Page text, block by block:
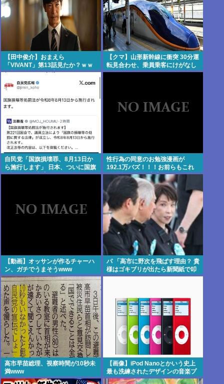
【田中俊介】おまえら
「VIVANT」第13話見たか？ｗｗ
ｗ誰がこの展開予想できるんだ
【クマ】山形新幹線に衝突 30分運
転見合わせ、乗員乗客にけがなし
自民党「国旗損壊罪、8月13日か
ら施行します」 日本、ついに国旗
を燃やすと逮捕される国へwww
性行為の同意のお勉強漫画が
192.1万バズ！！！お前らもこれ
で勉強しよう！安倍晋三
【動画】オッサンが作るチャーハ
ン、ガチでうまそうwww
パ 「高市に野次を飛ばす理由？ 貴
様はゴキブリが出たら新聞紙で叩
かないのか？」
高市早苗総理、視察時間が10秒未
満www
【画像】iPod Nanoとかいう史上
最も洗練されたデザインの音楽プ
レイヤーについて